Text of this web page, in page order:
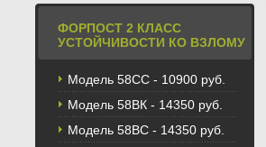
ФОРПОСТ 2 КЛАСС
УСТОЙЧИВОСТИ КО ВЗЛОМУ
Модель 58CС - 10900 руб.
Модель 58BК - 14350 руб.
Модель 58ВС - 14350 руб.